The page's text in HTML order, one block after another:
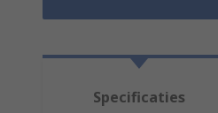
Specificaties